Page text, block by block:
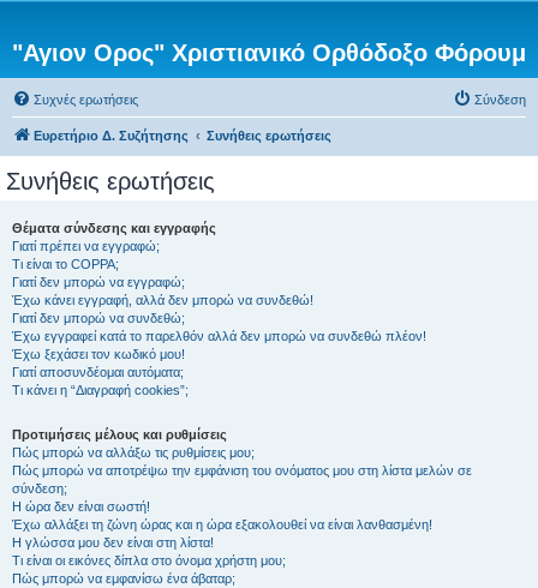
"Αγιον Ορος" Χριστιανικό Ορθόδοξο Φόρουμ
Συχνές ερωτήσεις Σύνδεση
Ευρετήριο Δ. Συζήτησης Συνήθεις ερωτήσεις
Συνήθεις ερωτήσεις
Θέματα σύνδεσης και εγγραφής
Γιατί πρέπει να εγγραφώ;
Τι είναι το COPPA;
Γιατί δεν μπορώ να εγγραφώ;
Έχω κάνει εγγραφή, αλλά δεν μπορώ να συνδεθώ!
Γιατί δεν μπορώ να συνδεθώ;
Έχω εγγραφεί κατά το παρελθόν αλλά δεν μπορώ να συνδεθώ πλέον!
Έχω ξεχάσει τον κωδικό μου!
Γιατί αποσυνδέομαι αυτόματα;
Τι κάνει η “Διαγραφή cookies”;
Προτιμήσεις μέλους και ρυθμίσεις
Πώς μπορώ να αλλάξω τις ρυθμίσεις μου;
Πώς μπορώ να αποτρέψω την εμφάνιση του ονόματος μου στη λίστα μελών σε
σύνδεση;
Η ώρα δεν είναι σωστή!
Έχω αλλάξει τη ζώνη ώρας και η ώρα εξακολουθεί να είναι λανθασμένη!
Η γλώσσα μου δεν είναι στη λίστα!
Τι είναι οι εικόνες δίπλα στο όνομα χρήστη μου;
Πώς μπορώ να εμφανίσω ένα άβαταρ;